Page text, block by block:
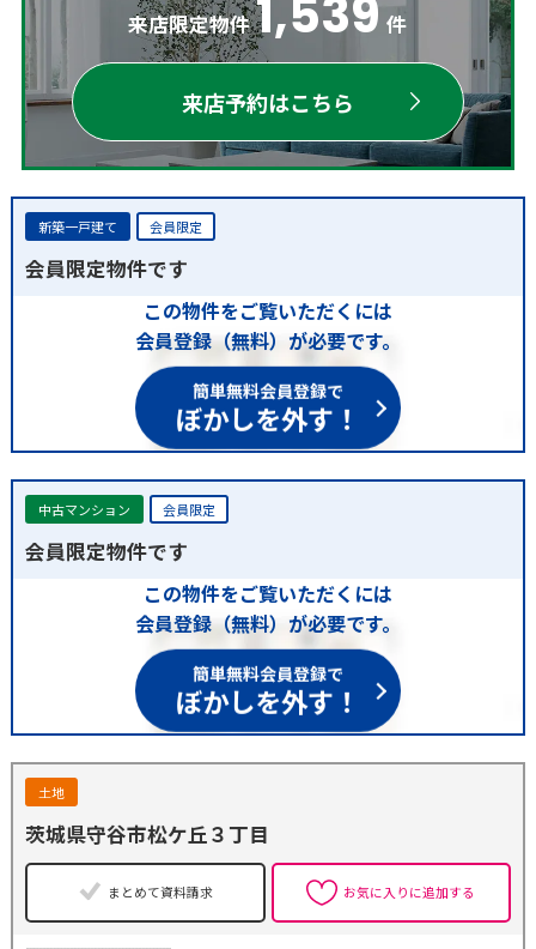
来店限定物件 1,539 件
来店予約はこちら
新築一戸建て 会員限定
会員限定物件です
この物件をご覧いただくには
会員登録（無料）が必要です。
簡単無料会員登録で
ぼかしを外す！
中古マンション 会員限定
会員限定物件です
この物件をご覧いただくには
会員登録（無料）が必要です。
簡単無料会員登録で
ぼかしを外す！
土地
茨城県守谷市松ケ丘３丁目
まとめて資料請求 お気に入りに追加する